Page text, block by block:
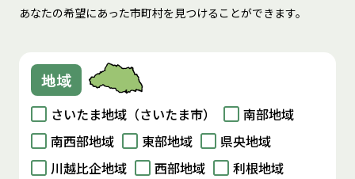
あなたの希望にあった市町村を見つけることができます。
地域
さいたま地域（さいたま市）
南部地域
南西部地域
東部地域
県央地域
川越比企地域
西部地域
利根地域